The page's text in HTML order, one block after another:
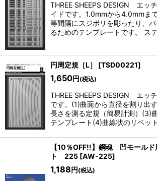
THREE SHEEPS DESIGN エッ
イドです。1.0mmから4.0mmま
等間隔にスジボリを彫ったり、
るためのテンプレートです。 ス
円周定規［L］ [TSD00221]
1,650円 (税込)
THREE SHEEPS DESIGN エッ
です。(1)曲面から直径を割り出
長さを測る定規（簡易計測）(3)
テンプレート(4)曲線状のリベッ
【10％OFF!!】鋼魂 凹モールド
ト 225 [AW-225]
1,188 円 (税込)